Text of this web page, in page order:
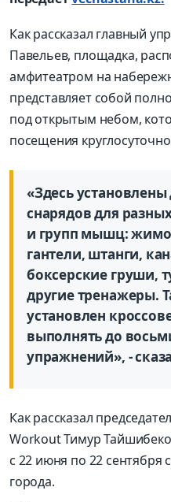
Как рассказал главный
Павельев, площадка,
амфитеатром на
представляет собой
под открытым небом,
посещения
«Здесь
снарядов для
и групп мышц:
гантели, штанги,
боксерские груши,
другие тренажеры.
установлен
выполнять до
упражнений», -
Как рассказал
Workout Тимур
с 22 июня по 22 сентября
города.